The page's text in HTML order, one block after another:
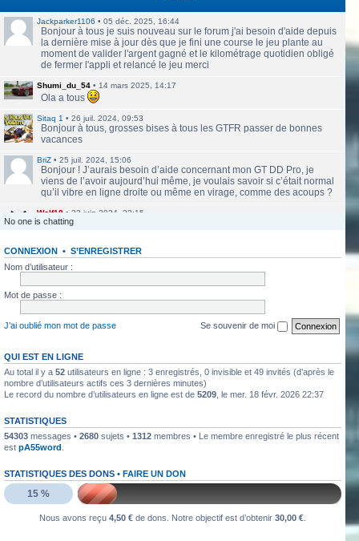
Jackparker1106 • 05 déc. 2025, 16:44
Bonjour à tous je suis nouveau sur le forum j'ai besoin d'aide depuis
la dernière mise à jour dès que je fini une course le jeu plante au
moment de valider l'argent gagné et le kilométrage quotidien obligé
de fermer l'appli et relancé le jeu merci
Shumi_du_54 • 14 mars 2025, 14:17
Ola a tous
Sitaq 1 • 26 juil. 2024, 09:53
Bonjour à tous, grosses bises à tous les GTFR passer de bonnes
vacances
BriZ • 25 juil. 2024, 15:06
Bonjour ! J’aurais besoin d’aide concernant mon GT DD Pro, je
viens de l’avoir aujourd’hui même, je voulais savoir si c’était normal
qu’il vibre en ligne droite ou même en virage, comme des acoups ?
Wolf18 • 23 juin 2024, 22:15
Le site a l'air de nouveau actif
labbethoven• 22 mars 2024, 16:12
Salut Jero, merci de ta réponse je vais faire ça
Bethoven tu peux te présenter et créer un topic pour ton sujet, il se
verra plus facilement que dans le chat
labbethoven•18 mars 2024, 18:32
Hello, des fans d'Alsace Village ? C'est quoi votre record avec une
550PP à peu près ?
No one is chatting
CONNEXION • S’ENREGISTRER
Nom d’utilisateur :
Mot de passe :
J’ai oublié mon mot de passe Se souvenir de moi
QUI EST EN LIGNE
Au total il y a 52 utilisateurs en ligne : 3 enregistrés, 0 invisible et 49 invités (d’après le
nombre d’utilisateurs actifs ces 3 dernières minutes)
Le record du nombre d’utilisateurs en ligne est de 5209 , le mer. 18 févr. 2026 22:37
STATISTIQUES
54303 messages • 2680 sujets • 1312 membres • Le membre enregistré le plus récent
est pA55word
STATISTIQUES DES DONS • FAIRE UN DON
15 %
Nous avons reçu4,50 € de dons. Notre objectif est d’obtenir30,00 €